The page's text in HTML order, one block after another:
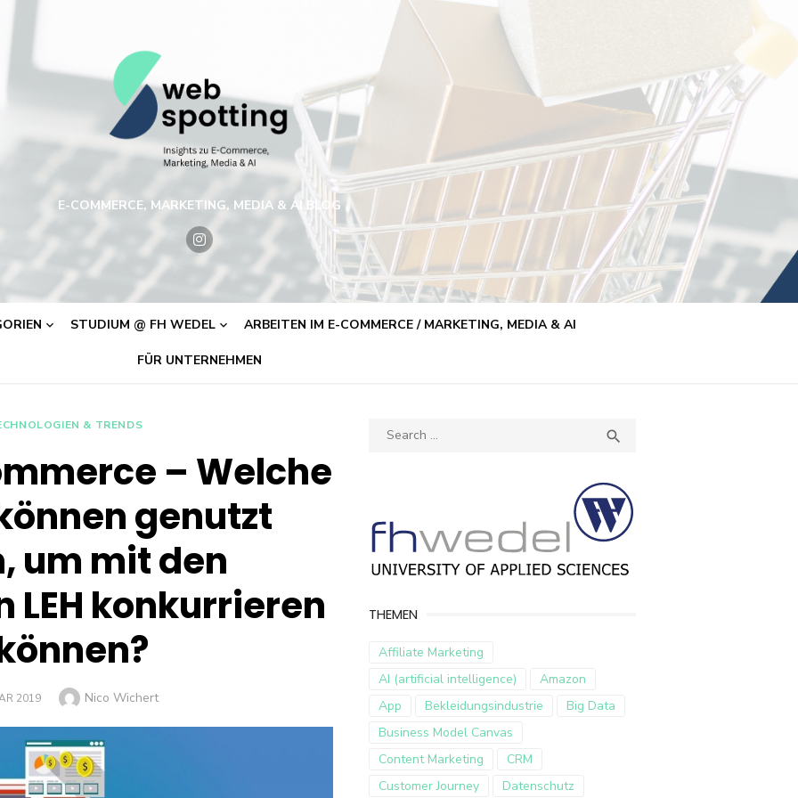
E-COMMERCE, MARKETING, MEDIA & AI BLOG
STUDIUM @ FH WEDEL ARBEITEN IM E-COMMERCE / MARKETING, MEDIA & AI
FÜR UNTERNEHMEN
& TRENDS
– Welche
genutzt
um mit den
konkurrieren
2019 Author
Nico Wichert
Search

THEMEN
Affiliate Marketing
AI (artificial intelligence)
Amazon
App
Bekleidungsindustrie
Big Data
Business Model Canvas
Content Marketing
CRM
Customer Journey
Datenschutz